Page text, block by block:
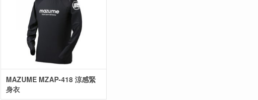
MAZUME MZAP-418 涼感緊
身衣